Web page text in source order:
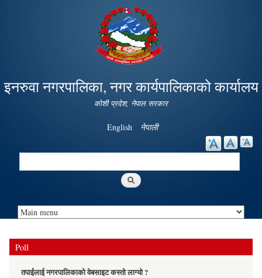
Skip to
main
content
इनरुवा नगरपालिका, नगर कार्यपालिकाको कार्यालय
कोशी प्रदेश, नेपाल सरकार
English नेपाली
Search
Poll
तपाईलाई नगरपालिकाको वेबसाइट कस्तो लाग्यो ?